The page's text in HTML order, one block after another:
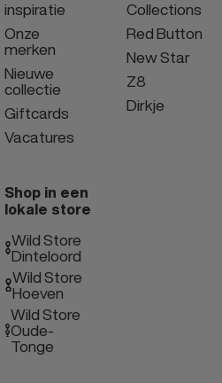
inspiratie
Onze
merken
Nieuwe
collectie
Giftcards
Vacatures
Collections
Red Button
New Star
Z8
Dirkje
Shop in een
lokale store
Wild Store
Dinteloord
Wild Store
Hoeven
Wild Store
Oude-
Tonge